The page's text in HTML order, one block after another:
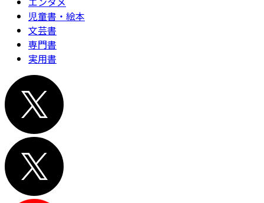
児童書・絵本
文芸書
専門書
実用書